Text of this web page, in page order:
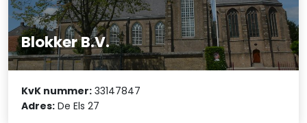
Blokker B.V.
KvK nummer: 33147847
Adres: De Els 27